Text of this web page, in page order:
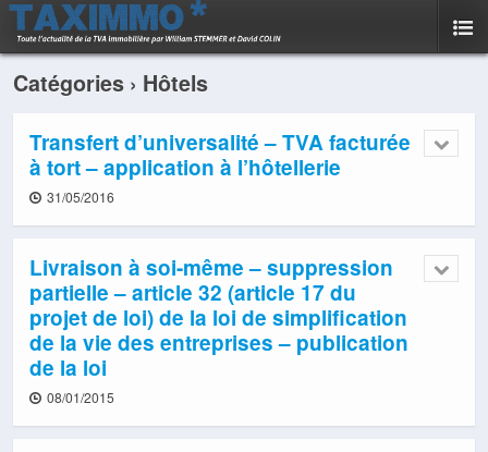
Catégories › Hôtels
Transfert d’universalité – TVA facturée
à tort – application à l’hôtellerie
31/05/2016
Livraison à soi-même – suppression
partielle – article 32 (article 17 du
projet de loi) de la loi de simplification
de la vie des entreprises – publication
de la loi
08/01/2015